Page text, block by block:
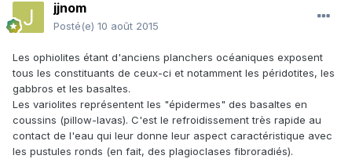
jjnom
Posté(e) 10 août 2015
Les ophiolites étant d'anciens planchers océaniques exposent
tous les constituants de ceux-ci et notamment les péridotites, les
gabbros et les basaltes.
Les variolites représentent les "épidermes" des basaltes en
coussins (pillow-lavas). C'est le refroidissement très rapide au
contact de l'eau qui leur donne leur aspect caractéristique avec
les pustules ronds (en fait, des plagioclases fibroradiés).